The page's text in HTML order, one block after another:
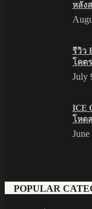
หลัง
รีวิว
โคต
July
ICE
โหด
POPULAR